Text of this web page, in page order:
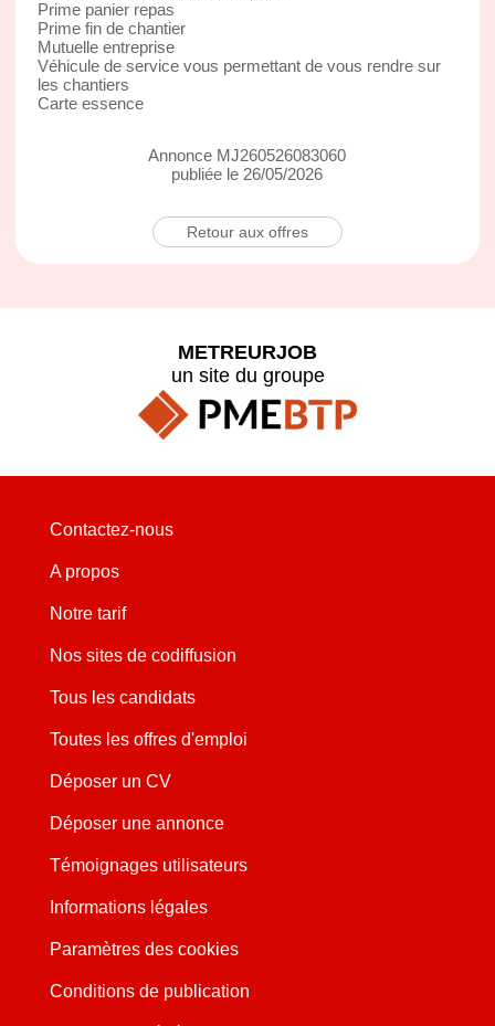
Prime panier repas
Prime fin de chantier
Mutuelle entreprise
Véhicule de service vous permettant de vous rendre sur
les chantiers
Carte essence
Annonce MJ260526083060
publiée le 26/05/2026
Retour aux offres
METREURJOB
un site du groupe
Contactez-nous
A propos
Notre tarif
Nos sites de codiffusion
Tous les candidats
Toutes les offres d'emploi
Déposer un CV
Déposer une annonce
Témoignages utilisateurs
Informations légales
Paramètres des cookies
Conditions de publication